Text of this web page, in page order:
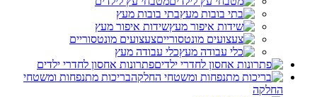
בתי בובות מעץ
שידות איפור מעץ
צעצועים מונטסוריים
כלי עבודה מעץ
פתרונות אחסון לחדרי ילדים
בריכות מתנפחות ומשטחי
החלקה